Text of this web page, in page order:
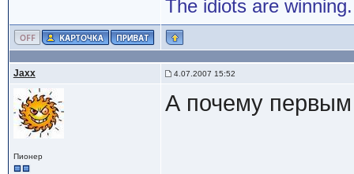
The idiots are winning.
Jaxx 4.07.2007 15:52
Пионер
А почему